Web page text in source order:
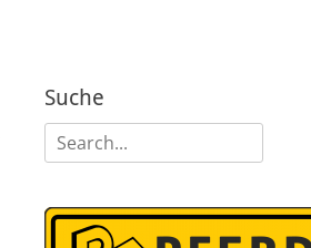
Suche
Suchen
nach: